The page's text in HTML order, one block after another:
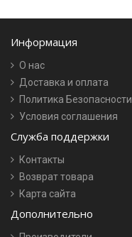
Информация
О нас
Доставка и оплата
Политика Безопасности
Условия соглашения
Служба поддержки
Контакты
Возврат товара
Карта сайта
Дополнительно